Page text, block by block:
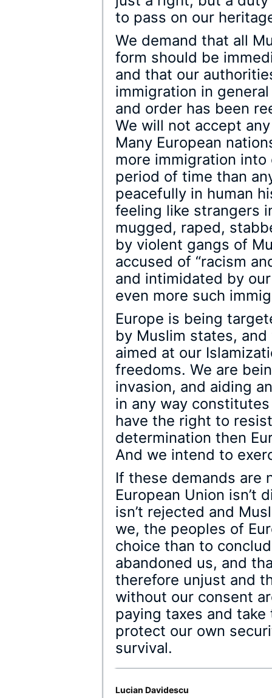
to pass on our
We demand that all
form should be
and that our
immigration in
and order has been
We will not accept
Many European
more immigration
period of time than
peacefully in human
feeling like strangers
mugged, raped,
by violent gangs of
accused of “racism
and intimidated by
even more such
Europe is being
by Muslim states,
aimed at our
freedoms. We are
invasion, and aiding
in any way
have the right to
determination then
And we intend to
If these demands are
European Union isn’t
isn’t rejected and
we, the peoples of
choice than to
abandoned us, and
therefore unjust and
without our consent
paying taxes and
protect our own
survival.
Lucian Davidescu